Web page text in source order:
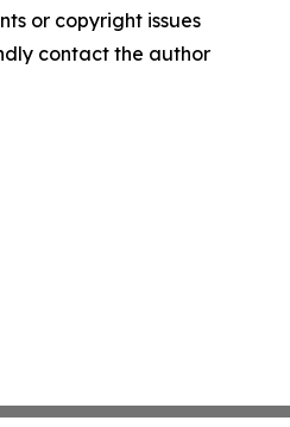
or copyright issues
contact the author